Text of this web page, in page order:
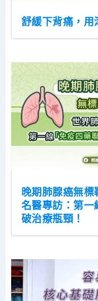
舒緩下背痛，用
晚期肺腺癌無
名醫專訪：第
破治療瓶頸！